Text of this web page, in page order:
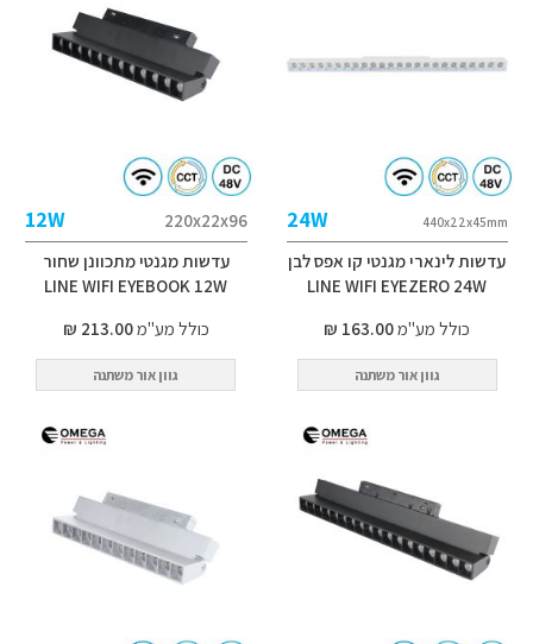
440x22x45mm
24W
עדשות לינארי מגנטי קו אפס לבן
LINE WIFI EYEZERO 24W
כולל מע"מ163.00 ₪
גוון אור משתנה
220x22x96
12W
עדשות מגנטי מתכוונן שחור
LINE WIFI EYEBOOK 12W
כולל מע"מ213.00 ₪
גוון אור משתנה